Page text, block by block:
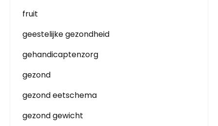
fruit
geestelijke gezondheid
gehandicaptenzorg
gezond
gezond eetschema
gezond gewicht